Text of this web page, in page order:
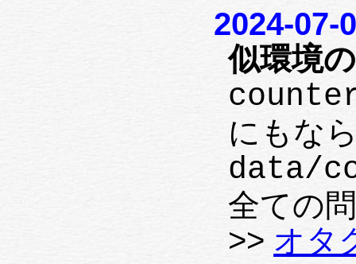
2024-07-
似環境
にもな
data/
全ての
>> オタ